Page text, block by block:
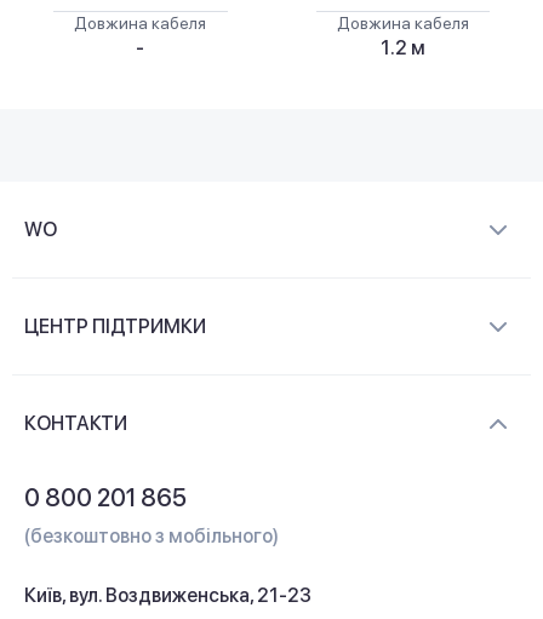
Довжина кабеля
-
Довжина кабеля
1.2 м
WO
Контакти
ЦЕНТР ПІДТРИМКИ
КОНТАКТИ
0 800 201 865
(безкоштовно з мобільного)
Київ, вул. Воздвиженська, 21-23